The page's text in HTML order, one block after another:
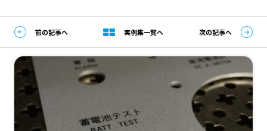
前の記事へ 実例集一覧へ 次の記事へ